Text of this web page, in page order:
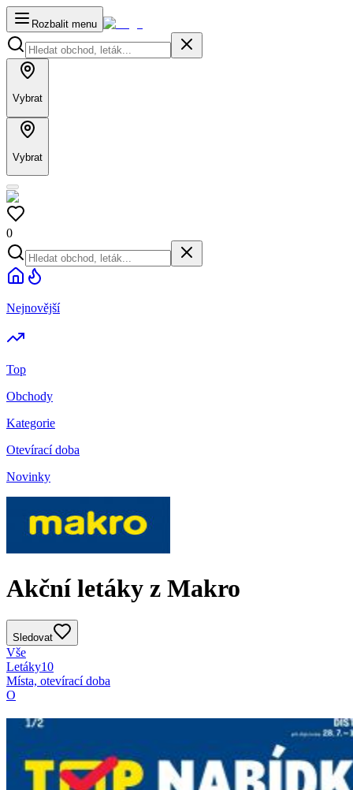
Rozbalit menu
Vybrat
Vybrat
0
Nejnovější
Top
Obchody
Kategorie
Otevírací doba
Novinky
Akční letáky z Makro
Sledovat
Vše
Letáky10
Místa, otevírací doba
O